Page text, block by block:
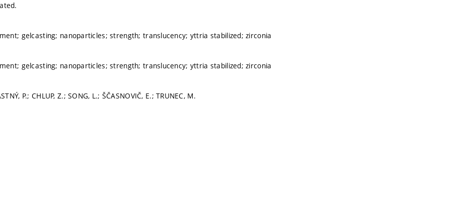
gelcasting; nanoparticles; strength; translucency; yttria stabilized; zirconia
gelcasting; nanoparticles; strength; translucency; yttria stabilized; zirconia
P.; CHLUP, Z.; SONG, L.; ŠČASNOVIČ, E.; TRUNEC, M.